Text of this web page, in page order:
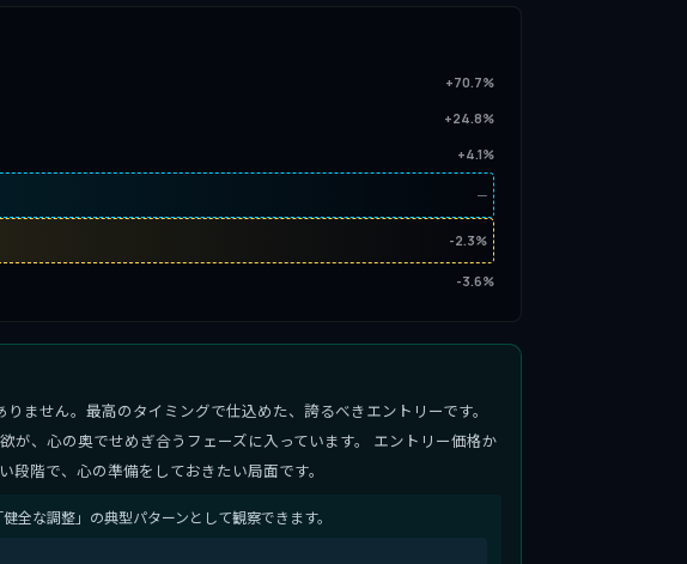
+70.7%
+24.8%
+4.1%
─
-2.3%
-3.6%
ません。最高のタイミングで仕込めた、誇るべきエントリーです。
、心の奥でせめぎ合うフェーズに入っています。 エントリー価格か
階で、心の準備をしておきたい局面です。
全な調整」の典型パターンとして観察できます。